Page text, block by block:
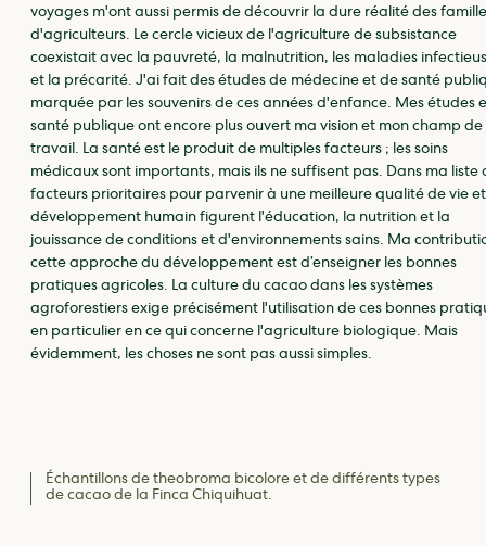
voyages m'ont aussi permis de découvrir la dure réalité des
d'agriculteurs. Le cercle vicieux de l'agriculture de subsistance
coexistait avec la pauvreté, la malnutrition, les maladies
et la précarité. J'ai fait des études de médecine et de santé
marquée par les souvenirs de ces années d'enfance. Mes études
santé publique ont encore plus ouvert ma vision et mon champ de
travail. La santé est le produit de multiples facteurs ; les soins
médicaux sont importants, mais ils ne suffisent pas. Dans ma liste
facteurs prioritaires pour parvenir à une meilleure qualité de vie
développement humain figurent l'éducation, la nutrition et la
jouissance de conditions et d'environnements sains. Ma
cette approche du développement est d’enseigner les bonnes
pratiques agricoles. La culture du cacao dans les systèmes
agroforestiers exige précisément l'utilisation de ces bonnes
en particulier en ce qui concerne l'agriculture biologique. Mais
évidemment, les choses ne sont pas aussi simples.
Échantillons de theobroma bicolore et de différents types
de cacao de la Finca Chiquihuat.